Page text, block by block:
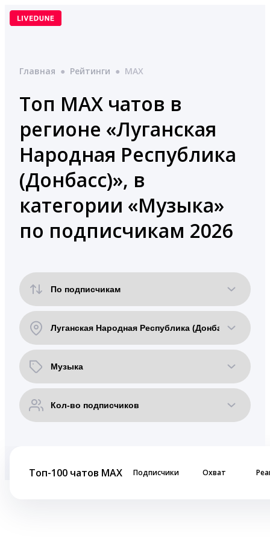
Перейти
Главная ● Рейтинги ● MAX
Топ MAX чатов в
регионе «Луганская
Народная Республика
(Донбасс)», в
категории «Музыка»
по подписчикам 2026
Топ-100 чатов MAX Подписчики Охват